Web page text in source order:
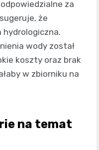
za
że
hydrologiczna.
wody został
koszty oraz brak
w zbiorniku na
na temat